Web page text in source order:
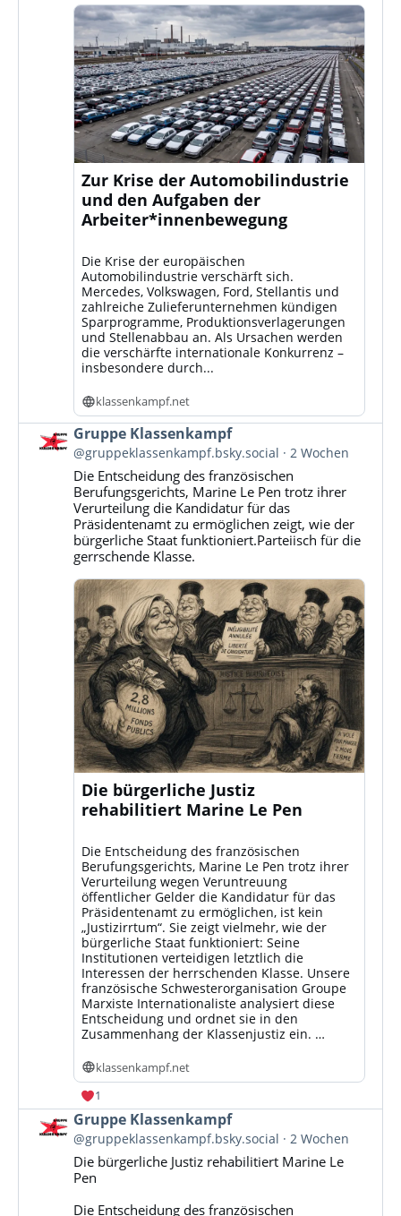
Zur Krise der Automobilindustrie
und den Aufgaben der
Arbeiter*innenbewegung
Die Krise der europäischen
Automobilindustrie verschärft sich.
Mercedes, Volkswagen, Ford, Stellantis und
zahlreiche Zulieferunternehmen kündigen
Sparprogramme, Produktionsverlagerungen
und Stellenabbau an. Als Ursachen werden
die verschärfte internationale Konkurrenz –
insbesondere durch...
klassenkampf.net
Beitrag
von
Gruppe
Klassenkampf
Bluesky
ansehen
Gruppe Klassenkampf
@gruppeklassenkampf.bsky.social 2 Wochen
Die Entscheidung des französischen
Berufungsgerichts, Marine Le Pen trotz ihrer
Verurteilung die Kandidatur für das
Präsidentenamt zu ermöglichen zeigt, wie der
bürgerliche Staat funktioniert.Parteiisch für die
gerrschende Klasse.
Die bürgerliche Justiz
rehabilitiert Marine Le Pen
Die Entscheidung des französischen
Berufungsgerichts, Marine Le Pen trotz ihrer
Verurteilung wegen Veruntreuung
öffentlicher Gelder die Kandidatur für das
Präsidentenamt zu ermöglichen, ist kein
„Justizirrtum“. Sie zeigt vielmehr, wie der
bürgerliche Staat funktioniert: Seine
Institutionen verteidigen letztlich die
Interessen der herrschenden Klasse. Unsere
französische Schwesterorganisation Groupe
Marxiste Internationaliste analysiert diese
Entscheidung und ordnet sie in den
Zusammenhang der Klassenjustiz ein. …
klassenkampf.net
1
Beitrag
von
Gruppe
Klassenkampf
Bluesky
Gruppe Klassenkampf
@gruppeklassenkampf.bsky.social 2 Wochen
Die bürgerliche Justiz rehabilitiert Marine Le
Pen
Die Entscheidung des französischen